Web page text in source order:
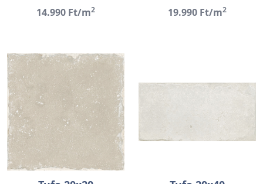
14.990 Ft/m2
19.990 Ft/m2